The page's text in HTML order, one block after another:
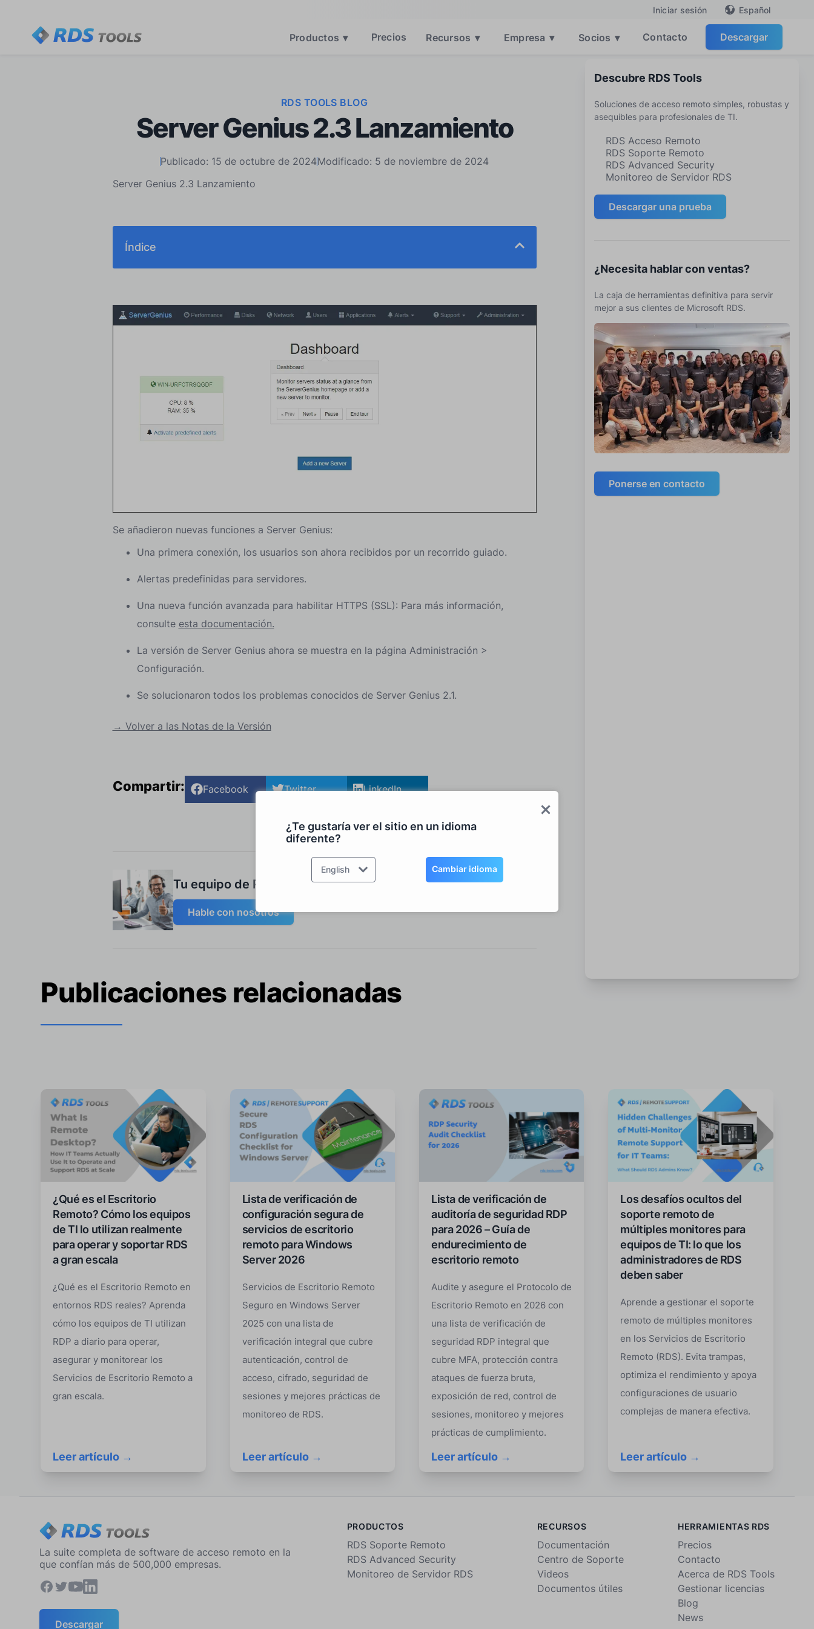
Iniciar sesión Español
Productos ▾ Precios Recursos ▾ Empresa ▾ Socios ▾ Contacto Descargar
¿Te gustaría ver el sitio en un idioma
diferente?
English Cambiar idioma
RDS TOOLS BLOG
Server Genius 2.3 Lanzamiento
Publicado: 15 de octubre de 2024Modificado: 5 de noviembre de 2024
Server Genius 2.3 Lanzamiento
Índice
Se añadieron nuevas funciones a Server Genius:
Una primera conexión, los usuarios son ahora recibidos por un recorrido guiado.
Alertas predefinidas para servidores.
Una nueva función avanzada para habilitar HTTPS (SSL): Para más información,
consulte esta documentación.
La versión de Server Genius ahora se muestra en la página Administración >
Configuración.
Se solucionaron todos los problemas conocidos de Server Genius 2.1.
→ Volver a las Notas de la Versión
Compartir: Facebook Twitter LinkedIn
Tu equipo de RDS Tools
Hable con nosotros
Descubre RDS Tools
Soluciones de acceso remoto simples, robustas y
asequibles para profesionales de TI.
RDS Acceso Remoto
RDS Soporte Remoto
RDS Advanced Security
Monitoreo de Servidor RDS
Descargar una prueba
¿Necesita hablar con ventas?
La caja de herramientas definitiva para servir
mejor a sus clientes de Microsoft RDS.
Ponerse en contacto
Publicaciones relacionadas
¿Qué es el Escritorio
Remoto? Cómo los equipos
de TI lo utilizan realmente
para operar y soportar RDS
a gran escala
¿Qué es el Escritorio Remoto en
entornos RDS reales? Aprenda
cómo los equipos de TI utilizan
RDP a diario para operar,
asegurar y monitorear los
Servicios de Escritorio Remoto a
gran escala.
Leer artículo →
Lista de verificación de
configuración segura de
servicios de escritorio
remoto para Windows
Server 2026
Servicios de Escritorio Remoto
Seguro en Windows Server
2025 con una lista de
verificación integral que cubre
autenticación, control de
acceso, cifrado, seguridad de
sesiones y mejores prácticas de
monitoreo de RDS.
Leer artículo →
Lista de verificación de
auditoría de seguridad RDP
para 2026 – Guía de
endurecimiento de
escritorio remoto
Audite y asegure el Protocolo de
Escritorio Remoto en 2026 con
una lista de verificación de
seguridad RDP integral que
cubre MFA, protección contra
ataques de fuerza bruta,
exposición de red, control de
sesiones, monitoreo y mejores
prácticas de cumplimiento.
Leer artículo →
Los desafíos ocultos del
soporte remoto de
múltiples monitores para
equipos de TI: lo que los
administradores de RDS
deben saber
Aprende a gestionar el soporte
remoto de múltiples monitores
en los Servicios de Escritorio
Remoto (RDS). Evita trampas,
optimiza el rendimiento y apoya
configuraciones de usuario
complejas de manera efectiva.
Leer artículo →
La suite completa de software de acceso remoto en la
que confían más de 500,000 empresas.
Descargar
PRODUCTOS
RDS Soporte Remoto
RDS Advanced Security
Monitoreo de Servidor RDS
RECURSOS
Documentación
Centro de Soporte
Videos
Documentos útiles
HERRAMIENTAS RDS
Precios
Contacto
Acerca de RDS Tools
Gestionar licencias
Blog
News